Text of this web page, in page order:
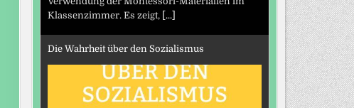
Klassenzimmer. Es zeigt, [...]
Die Wahrheit über den Sozialismus